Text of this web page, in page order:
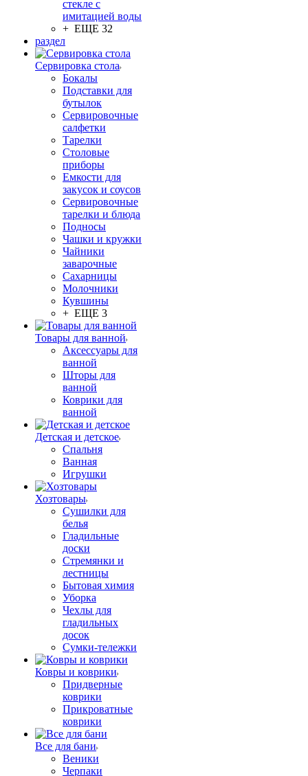
стекле с
имитацией воды
+ ЕЩЕ 32
раздел
Сервировка стола
Бокалы
Подставки для
бутылок
Сервировочные
салфетки
Тарелки
Столовые
приборы
Емкости для
закусок и соусов
Сервировочные
тарелки и блюда
Подносы
Чашки и кружки
Чайники
заварочные
Сахарницы
Молочники
Кувшины
+ ЕЩЕ 3
Товары для ванной
Аксессуары для
ванной
Шторы для
ванной
Коврики для
ванной
Детская и детское
Спальня
Ванная
Игрушки
Хозтовары
Сушилки для
белья
Гладильные
доски
Стремянки и
лестницы
Бытовая химия
Уборка
Чехлы для
гладильных
досок
Сумки-тележки
Ковры и коврики
Придверные
коврики
Прикроватные
коврики
Все для бани
Веники
Черпаки